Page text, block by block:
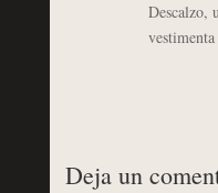
Descalzo,
Deja un